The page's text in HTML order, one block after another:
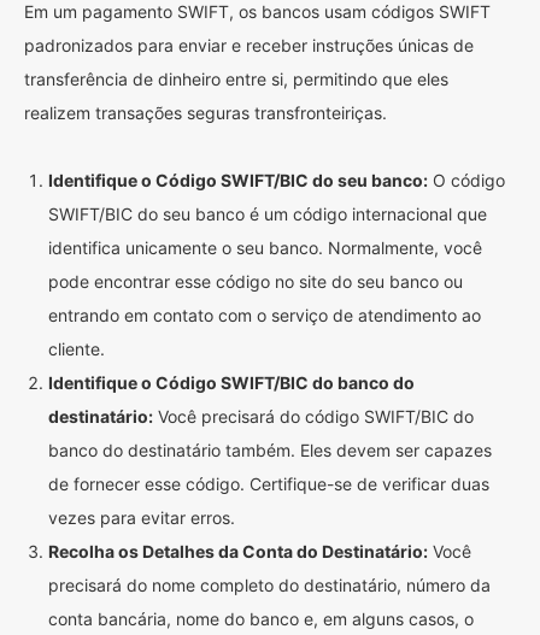
Em um pagamento SWIFT, os bancos usam códigos SWIFT
padronizados para enviar e receber instruções únicas de
transferência de dinheiro entre si, permitindo que eles
realizem transações seguras transfronteiriças.
Identifique o Código SWIFT/BIC do seu banco: O código
SWIFT/BIC do seu banco é um código internacional que
identifica unicamente o seu banco. Normalmente, você
pode encontrar esse código no site do seu banco ou
entrando em contato com o serviço de atendimento ao
cliente.
Identifique o Código SWIFT/BIC do banco do
destinatário: Você precisará do código SWIFT/BIC do
banco do destinatário também. Eles devem ser capazes
de fornecer esse código. Certifique-se de verificar duas
vezes para evitar erros.
Recolha os Detalhes da Conta do Destinatário: Você
precisará do nome completo do destinatário, número da
conta bancária, nome do banco e, em alguns casos, o